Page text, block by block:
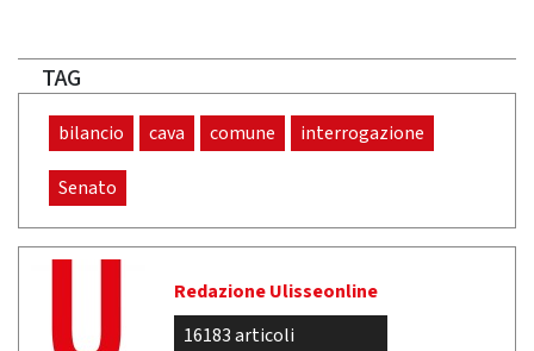
TAG
bilancio cava comune interrogazione
Senato
Redazione Ulisseonline
16183 articoli